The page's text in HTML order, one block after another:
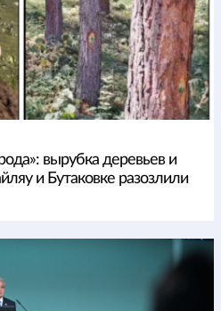
вырубка деревьев и
и Бутаковке разозлили